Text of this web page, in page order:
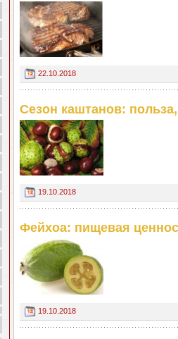
22.10.2018
Сезон каштанов:
19.10.2018
Фейхоа: пищевая
19.10.2018